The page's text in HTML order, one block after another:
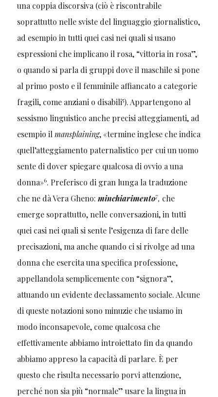
una coppia discorsiva (ciò è riscontrabile
soprattutto nelle sviste del linguaggio giornalistico,
ad esempio in tutti quei casi nei quali si usano
espressioni che implicano il rosa, “vittoria in rosa”,
o quando si parla di gruppi dove il maschile si pone
al primo posto e il femminile affiancato a categorie
fragili, come anziani o disabili5). Appartengono al
sessismo linguistico anche precisi atteggiamenti, ad
esempio ilmansplaining, «termine inglese che indica
quell’atteggiamento paternalistico per cui un uomo
sente di dover spiegare qualcosa di ovvio a una
donna»6. Preferisco di gran lunga la traduzione
che ne dà Vera Gheno: minchiarimento7, che
emerge soprattutto, nelle conversazioni, in tutti
quei casi nei quali si sente l’esigenza di fare delle
precisazioni, ma anche quando ci si rivolge ad una
donna che esercita una specifica professione,
appellandola semplicemente con “signora”,
attuando un evidente declassamento sociale. Alcune
di queste notazioni sono minuzie che usiamo in
modo inconsapevole, come qualcosa che
effettivamente abbiamo introiettato fin da quando
abbiamo appreso la capacità di parlare. È per
questo che risulta necessario porvi attenzione,
perché non sia più “normale” usare la lingua in